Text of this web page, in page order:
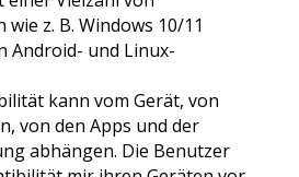
z. B. Windows 10/11
Android- und Linux-
kann vom Gerät, von
von den Apps und der
abhängen. Die Benutzer